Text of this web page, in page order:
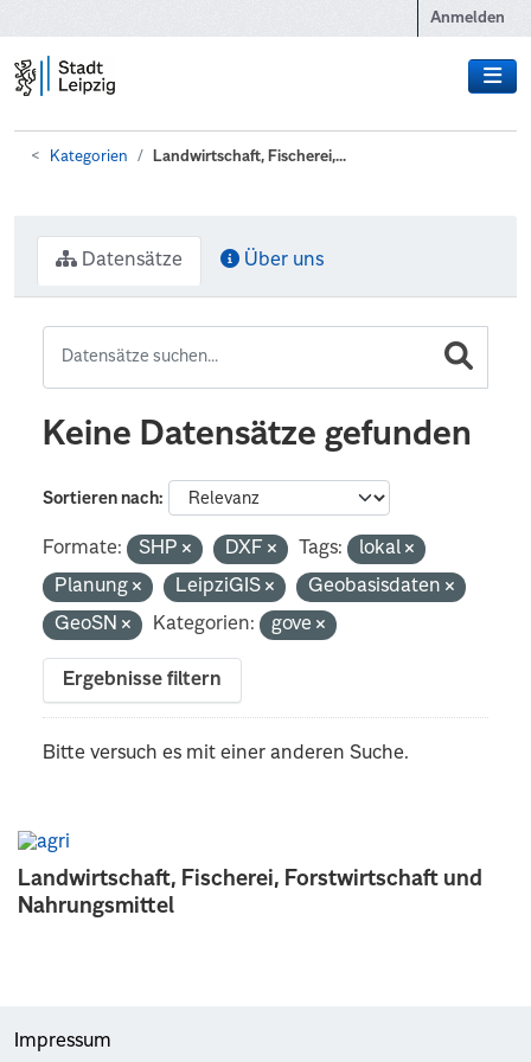
Anmelden
Kategorien Landwirtschaft, Fischerei,...
Landwirtschaft, Fischerei, Forstwirtschaft und
Nahrungsmittel
Datensätze Über uns
Keine Datensätze gefunden
Sortieren nach
Formate: SHP DXF Tags:
lokal
Planung
LeipziGIS
Geobasisdaten
GeoSN
Kategorien: gove
Ergebnisse filtern
Bitte versuch es mit einer anderen Suche.
Impressum